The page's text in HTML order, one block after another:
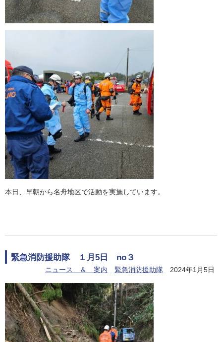
本日、早朝から名舟地区で活動を実施しています。
緊急消防援助隊 １月5日 no３
ニュース ＆ 案内 緊急消防援助隊 2024年1月5日